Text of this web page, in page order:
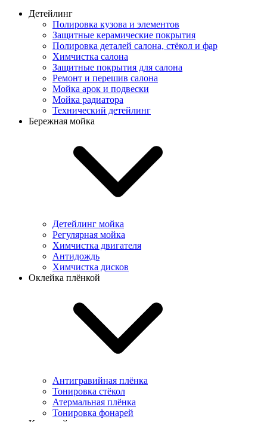
Детейлинг
Полировка кузова и элементов
Защитные керамические покрытия
Полировка деталей салона, стёкол и фар
Химчистка салона
Защитные покрытия для салона
Ремонт и перешив салона
Мойка арок и подвески
Мойка радиатора
Технический детейлинг
Бережная мойка
Детейлинг мойка
Регулярная мойка
Химчистка двигателя
Антидождь
Химчистка дисков
Оклейка плёнкой
Антигравийная плёнка
Тонировка стёкол
Атермальная плёнка
Тонировка фонарей